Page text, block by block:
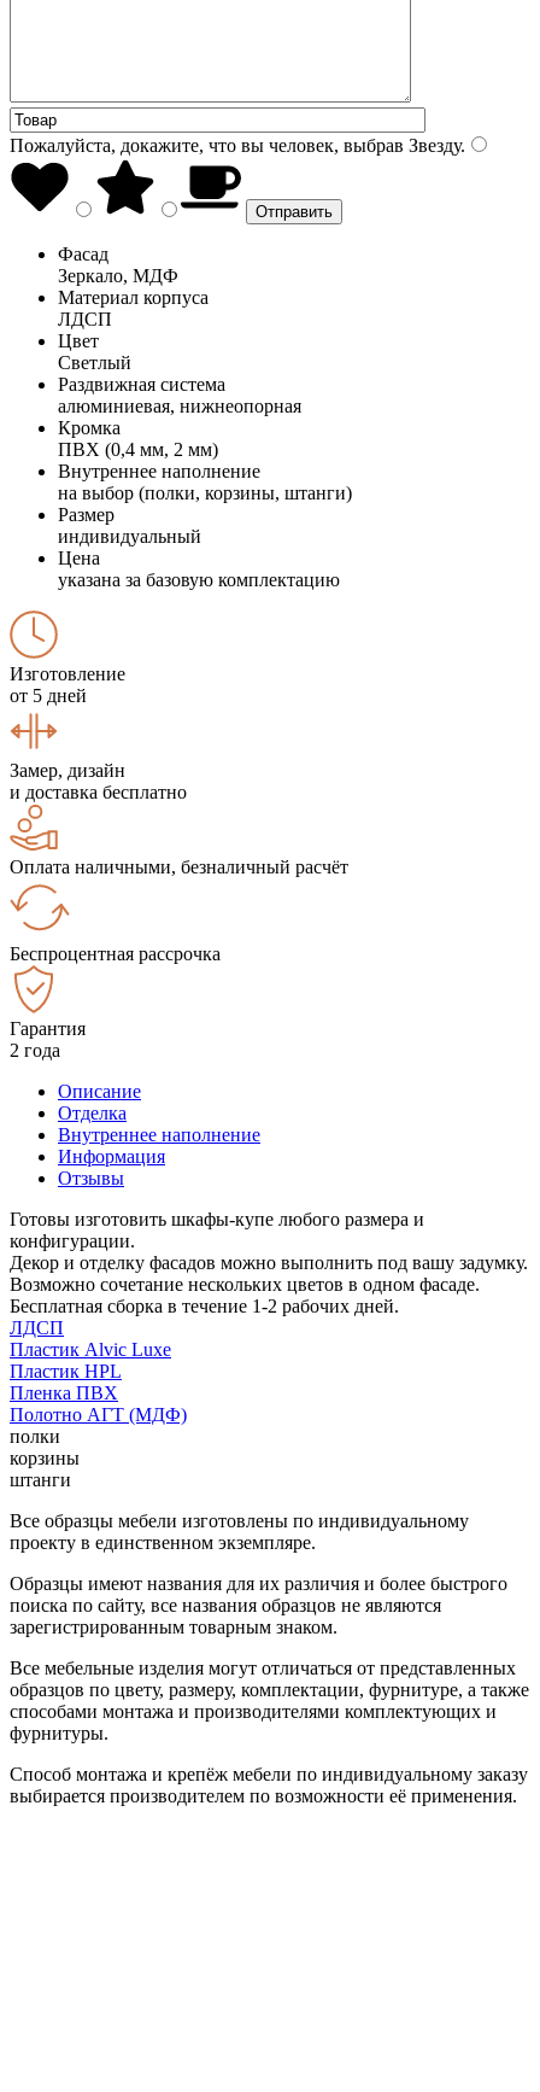
Пожалуйста, докажите, что вы человек, выбрав Звезду.
Фасад
Зеркало, МДФ
Материал корпуса
ЛДСП
Цвет
Светлый
Раздвижная система
алюминиевая, нижнеопорная
Кромка
ПВХ (0,4 мм, 2 мм)
Внутреннее наполнение
на выбор (полки, корзины, штанги)
Размер
индивидуальный
Цена
указана за базовую комплектацию
Изготовление
от 5 дней
Замер, дизайн
и доставка бесплатно
Оплата наличными, безналичный расчёт
Беспроцентная рассрочка
Гарантия
2 года
Описание
Отделка
Внутреннее наполнение
Информация
Отзывы
Готовы изготовить шкафы-купе любого размера и
конфигурации.
Декор и отделку фасадов можно выполнить под вашу задумку.
Возможно сочетание нескольких цветов в одном фасаде.
Бесплатная сборка в течение 1-2 рабочих дней.
ЛДСП
Пластик Alvic Luxe
Пластик HPL
Пленка ПВХ
Полотно АГТ (МДФ)
полки
корзины
штанги
Все образцы мебели изготовлены по индивидуальному
проекту в единственном экземпляре.
Образцы имеют названия для их различия и более быстрого
поиска по сайту, все названия образцов не являются
зарегистрированным товарным знаком.
Все мебельные изделия могут отличаться от представленных
образцов по цвету, размеру, комплектации, фурнитуре, а также
способами монтажа и производителями комплектующих и
фурнитуры.
Способ монтажа и крепёж мебели по индивидуальному заказу
выбирается производителем по возможности её применения.